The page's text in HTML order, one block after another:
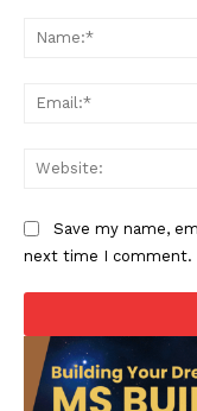
Save my name,
next time I comment.